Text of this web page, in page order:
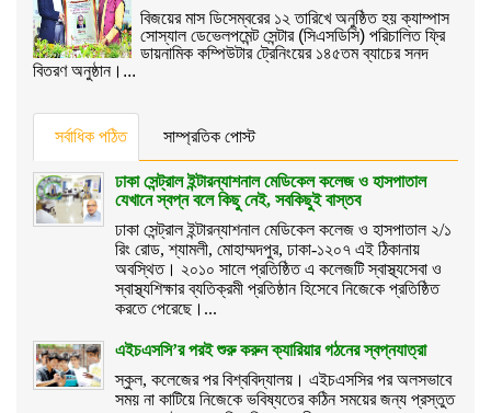
বিজয়ের মাস ডিসেম্বরের ১২ তারিখে অনুষ্ঠিত হয় ক্যাম্পাস
সোস্যাল ডেভেলপমেন্ট সেন্টার (সিএসডিসি) পরিচালিত ফ্রি
ডায়নামিক কম্পিউটার ট্রেনিংয়ের ১৪৫তম ব্যাচের সনদ
বিতরণ অনুষ্ঠান।...
সর্বাধিক পঠিত সাম্প্রতিক পোস্ট
ঢাকা সেন্ট্রাল ইন্টারন্যাশনাল মেডিকেল কলেজ ও হাসপাতাল
যেখানে স্বপ্ন বলে কিছু নেই, সবকিছুই বাস্তব
ঢাকা সেন্ট্রাল ইন্টারন্যাশনাল মেডিকেল কলেজ ও হাসপাতাল ২/১
রিং রোড, শ্যামলী, মোহাম্মদপুর, ঢাকা-১২০৭ এই ঠিকানায়
অবস্থিত। ২০১০ সালে প্রতিষ্ঠিত এ কলেজটি স্বাস্থ্যসেবা ও
স্বাস্থ্যশিক্ষার ব্যতিক্রমী প্রতিষ্ঠান হিসেবে নিজেকে প্রতিষ্ঠিত
করতে পেরেছে।...
এইচএসসি’র পরই শুরু করুন ক্যারিয়ার গঠনের স্বপ্নযাত্রা
স্কুল, কলেজের পর বিশ্ববিদ্যালয়। এইচএসসির পর অলসভাবে
সময় না কাটিয়ে নিজেকে ভবিষ্যতের কঠিন সময়ের জন্য প্রস্তুত